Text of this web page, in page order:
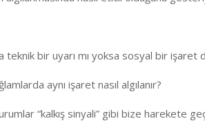
teknik bir uyarı mı yoksa sosyal bir işaret
aynı işaret nasıl algılanır?
“kalkış sinyali” gibi bize harekete